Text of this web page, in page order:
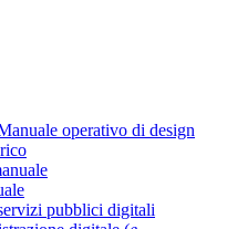
operativo di design
pubblici digitali